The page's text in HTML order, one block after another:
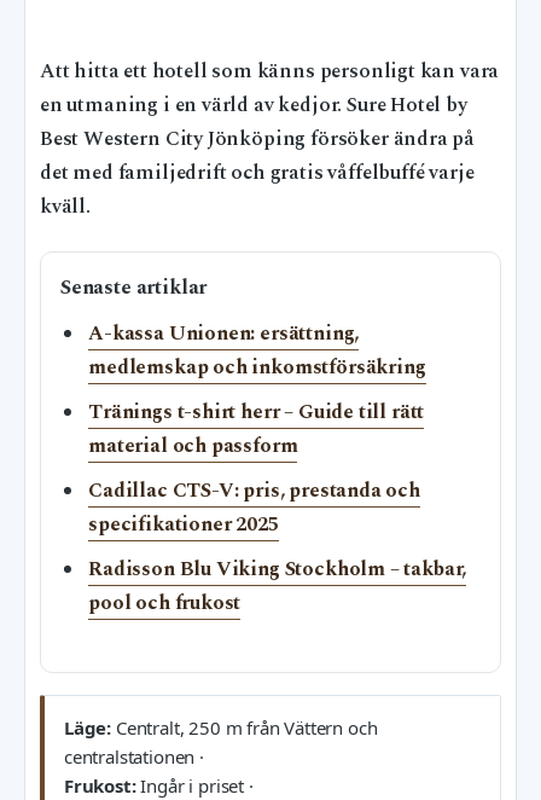
Att hitta ett hotell som känns personligt kan vara
en utmaning i en värld av kedjor. Sure Hotel by
Best Western City Jönköping försöker ändra på
det med familjedrift och gratis våffelbuffé varje
kväll.
Senaste artiklar
A-kassa Unionen: ersättning,
medlemskap och inkomstförsäkring
Tränings t-shirt herr – Guide till rätt
material och passform
Cadillac CTS-V: pris, prestanda och
specifikationer 2025
Radisson Blu Viking Stockholm – takbar,
pool och frukost
Läge: Centralt, 250 m från Vättern och
centralstationen ·
Frukost:Ingår i priset ·